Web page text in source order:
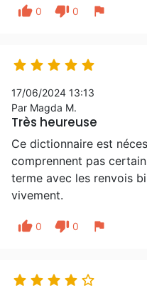
thumb_up 0 thumb_down 0 flag
    
17/06/2024 13:13
Par Magda M.
Très heureuse
Ce dictionnaire est
comprennent pas
terme avec les renvois
vivement.
thumb_up 0 thumb_down 0 flag
    